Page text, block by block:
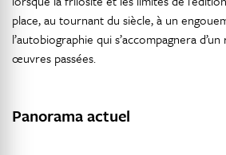
place, au tournant du siècle, à un
l’autobiographie qui s’accompagnera
œuvres passées.
Panorama actuel